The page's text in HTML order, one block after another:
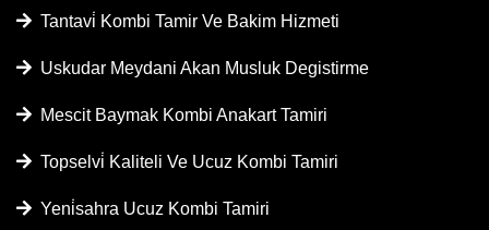
Tantavi̇ Kombi Tamir Ve Bakim Hizmeti
Uskudar Meydani Akan Musluk Degistirme
Mescit Baymak Kombi Anakart Tamiri
Topselvi̇ Kaliteli Ve Ucuz Kombi Tamiri
Yeni̇sahra Ucuz Kombi Tamiri